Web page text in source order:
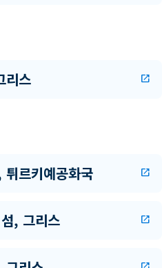
리스 open_in_new
튀르키예공화국 open_in_new
, 그리스 open_in_new